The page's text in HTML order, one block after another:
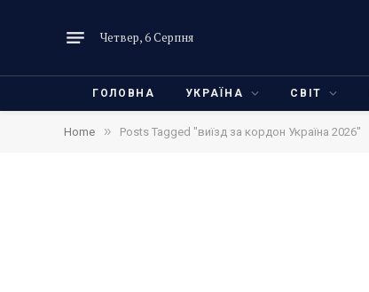
Четвер, 6 Серпня
ГОЛОВНА УКРАЇНА СВІТ
Home » Posts Tagged "виїзд за кордон Україна 2026"